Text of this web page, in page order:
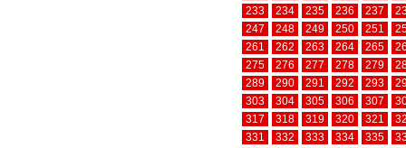
233
234 235 236 237
247
248 249 250 251
261
262 263 264 265
275
276 277 278 279
289
290 291 292 293
303
304 305 306 307
317
318 319 320 321
331
332 333 334 335